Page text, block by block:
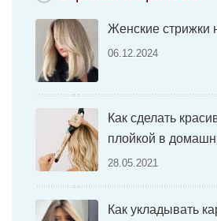
Женские стрижки
06.12.2024
Как сделать
плойкой в
28.05.2021
Как укладывать